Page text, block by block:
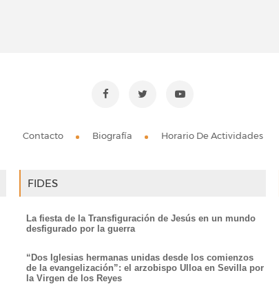
Contacto Biografía Horario De Actividades
FIDES
La fiesta de la Transfiguración de Jesús en un mundo
desfigurado por la guerra
“Dos Iglesias hermanas unidas desde los comienzos
de la evangelización”: el arzobispo Ulloa en Sevilla por
la Virgen de los Reyes